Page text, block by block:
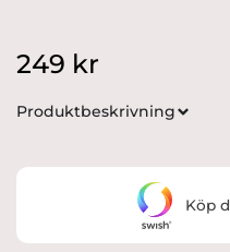
249 kr
Produktbeskrivning
Köp